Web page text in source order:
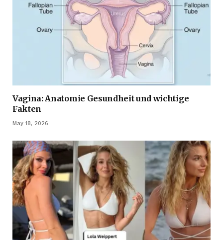
Vagina: Anatomie Gesundheit und wichtige
Fakten
May 18, 2026